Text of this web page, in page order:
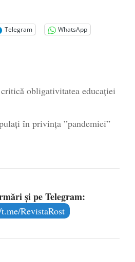
despre
Volodymyr
mai 2026
Națiunea
Goga, înlăturat din Iași
Telegram
WhatsApp
obligativitatea educației
în privința ”pandemiei”
și pe Telegram:
RevistaRost